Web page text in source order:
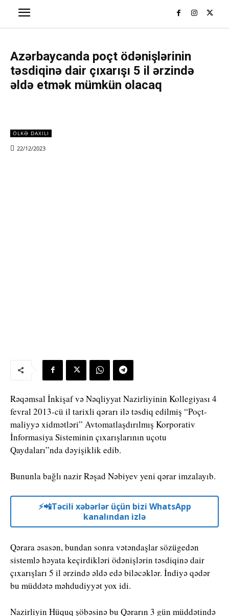
Azərbaycanda poçt ödənişlərinin
təsdiqinə dair çıxarışı 5 il ərzində
əldə etmək mümkün olacaq
ÖLKƏ DAXILI
22/12/2023
Rəqəmsal İnkişaf və Nəqliyyat Nazirliyinin Kollegiyası 4
fevral 2013-cü il tarixli qərarı ilə təsdiq edilmiş “Poçt-
maliyyə xidmətləri” Avtomatlaşdırılmış Korporativ
İnformasiya Sisteminin çıxarışlarının uçotu
Qaydaları”nda dəyişiklik edib.
Bununla bağlı nazir Rəşad Nəbiyev yeni qərar imzalayıb.
⚡️📲Təcili xəbərlər üçün bizi WhatsApp
kanalından izlə
Qərara əsasən, bundan sonra vətəndaşlar sözügedən
sistemlə həyata keçirdikləri ödənişlərin təsdiqinə dair
çıxarışları 5 il ərzində əldə edə biləcəklər. İndiyə qədər
bu müddətə məhdudiyyət yox idi.
Nazirliyin Hüquq şöbəsinə bu Qərarın 3 gün müddətində